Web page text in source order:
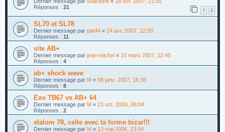
Dernier message par seaclone « 18 oct. 2007, 21:55
Réponses : 21 1 2
SL70 et SL78
Dernier message par pat44 « 14 avr. 2007, 12:00
Réponses : 11
site AB+
Dernier message par jean-michel « 15 mars 2007, 12:45
Réponses : 4
ab+ shock wave
Dernier message par M « 08 janv. 2007, 16:38
Réponses : 8
Exo TB67 vs AB+ 64
Dernier message par M « 23 oct. 2006, 08:04
Réponses : 2
slalom 78, celle avec la forme bizar!!!
Dernier message par M « 13 mai 2006, 23:04